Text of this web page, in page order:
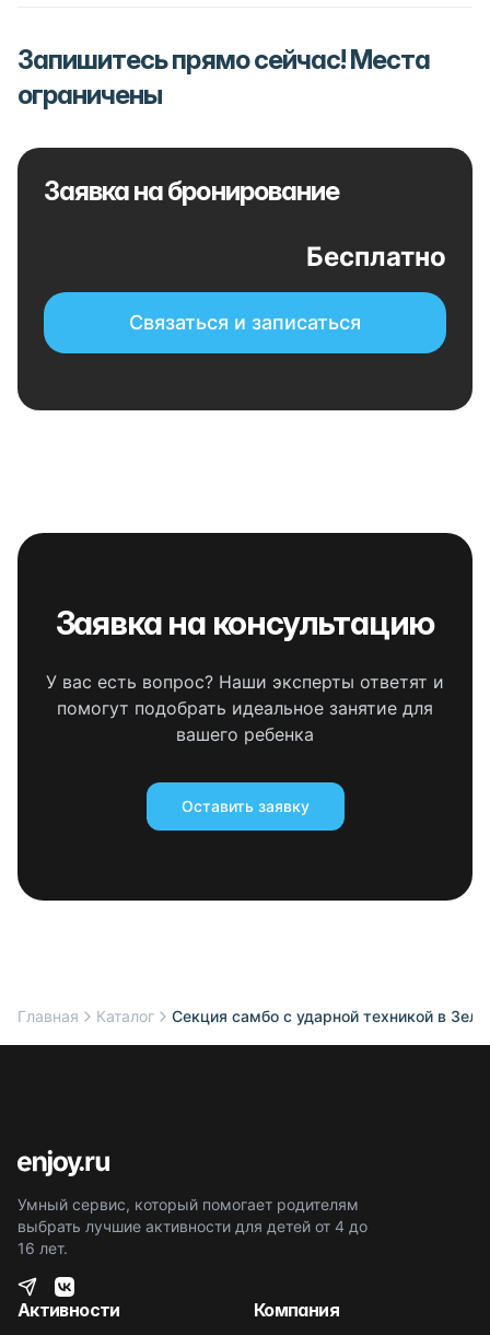
Запишитесь прямо сейчас! Места
ограничены
Заявка на бронирование
Бесплатно
Связаться и записаться
Заявка на консультацию
У вас есть вопрос? Наши эксперты ответят и
помогут подобрать идеальное занятие для
вашего ребенка
Оставить заявку
Главная Каталог Секция самбо с ударной техникой в
Умный сервис, который помогает родителям
выбрать лучшие активности для детей от 4 до
16 лет.
Активности
Компания